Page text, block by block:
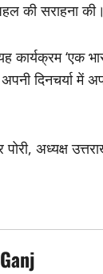
की सराहना की।
कार्यक्रम ‘एक
दिनचर्या में
अध्यक्ष